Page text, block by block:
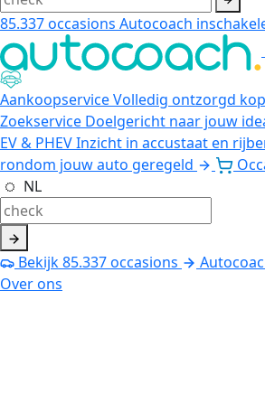
85.337occasions Autocoach
AankoopserviceVolledig ontzorgd
Zoekservice Doelgericht naar jouw
EV & PHEVInzicht in accustaat en
rondom jouw auto geregeld
NL
Bekijk85.337occasions
Over ons